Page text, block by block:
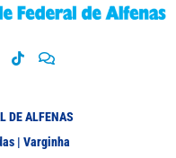
Legislação
DE ALFENAS
| Varginha